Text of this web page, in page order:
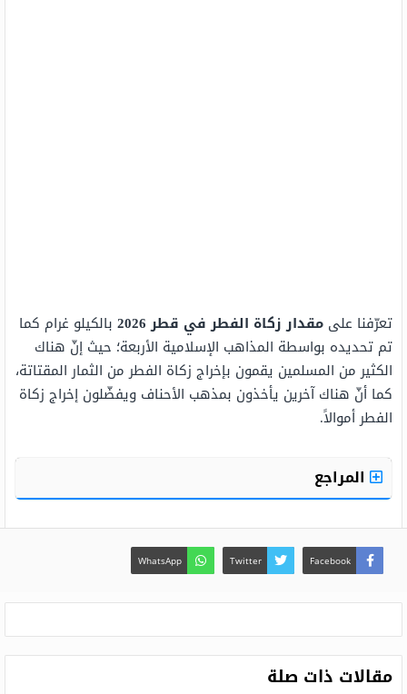
تعرّفنا على مقدار زكاة الفطر في قطر 2026
بالكيلو غرام كما
تم تحديده بواسطة المذاهب الإسلامية الأربعة؛ حيث إنّ هناك
الكثير من المسلمين يقمون بإخراج زكاة الفطر من الثمار المقتاتة،
كما أنّ هناك آخرين يأخذون بمذهب الأحناف ويفضّلون إخراج زكاة
الفطر أموالاً.
المراجع
Facebook
Twitter
WhatsApp
مقالات ذات صلة